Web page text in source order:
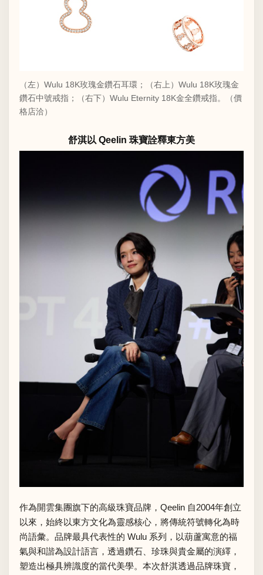
（左）Wulu 18K玫瑰金鑽石耳環；（右上）Wulu 18K玫瑰金
鑽石中號戒指；（右下）Wulu Eternity 18K金全鑽戒指。（價
格店洽）
舒淇以 Qeelin 珠寶詮釋東方美
作為開雲集團旗下的高級珠寶品牌，Qeelin 自2004年創立
以來，始終以東方文化為靈感核心，將傳統符號轉化為時
尚語彙。品牌最具代表性的 Wulu 系列，以葫蘆寓意的福
氣與和諧為設計語言，透過鑽石、珍珠與貴金屬的演繹，
塑造出極具辨識度的當代美學。本次舒淇透過品牌珠寶，